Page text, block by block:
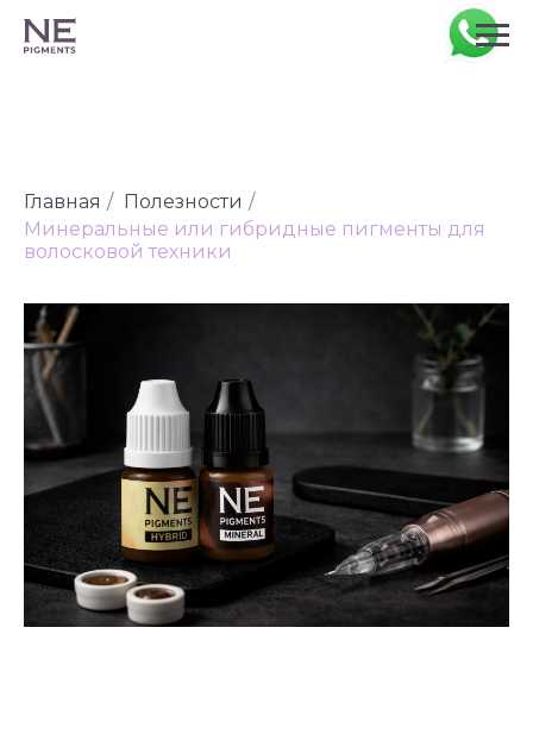
Главная / Полезности /
Минеральные или гибридные пигменты для
волосковой техники